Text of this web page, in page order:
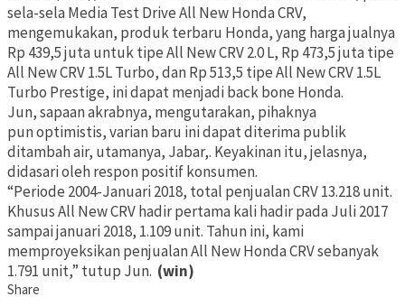
sela-sela Media Test Drive All New Honda CRV,
mengemukakan, produk terbaru Honda, yang harga jualnya
Rp 439,5 juta untuk tipe All New CRV 2.0 L, Rp 473,5 juta tipe
All New CRV 1.5L Turbo, dan Rp 513,5 tipe All New CRV 1.5L
Turbo Prestige, ini dapat menjadi back bone Honda.
Jun, sapaan akrabnya, mengutarakan, pihaknya
pun optimistis, varian baru ini dapat diterima publik
ditambah air, utamanya, Jabar,. Keyakinan itu, jelasnya,
didasari oleh respon positif konsumen.
“Periode 2004-Januari 2018, total penjualan CRV 13.218 unit.
Khusus All New CRV hadir pertama kali hadir pada Juli 2017
sampai januari 2018, 1.109 unit. Tahun ini, kami
memproyeksikan penjualan All New Honda CRV sebanyak
1.791 unit,” tutup Jun. (win)
Share